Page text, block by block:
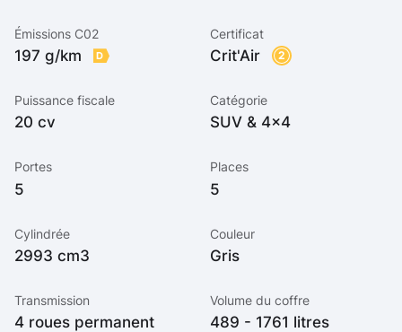
Émissions C02
197 g/km D
Certificat
Crit'Air 2
Puissance fiscale
20 cv
Catégorie
SUV & 4x4
Portes
5
Places
5
Cylindrée
2993 cm3
Couleur
Gris
Transmission
4 roues permanent
Volume du coffre
489 - 1761 litres